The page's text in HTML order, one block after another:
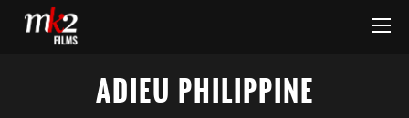
ADIEU PHILIPPINE